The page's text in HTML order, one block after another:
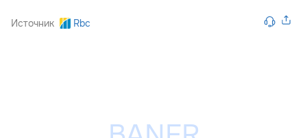
Источник Rbc